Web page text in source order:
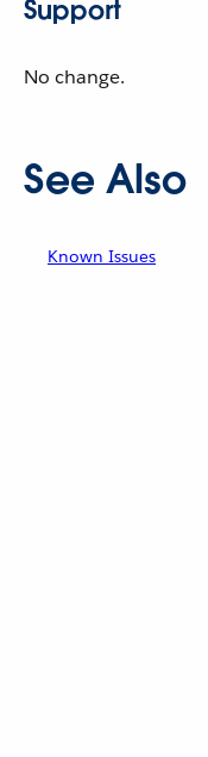
Support
No change.
See Also
Known Issues